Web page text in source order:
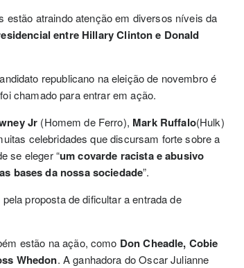
estão atraindo atenção em diversos níveis da
entre Hillary Clinton e Donald
republicano na eleição de novembro é
foi chamado para entrar em ação.
Jr (Homem de Ferro), Mark Ruffalo(Hulk)
celebridades que discursam forte sobre a
se eleger “um covarde racista e abusivo
bases da nossa sociedade”.
proposta de dificultar a entrada de
estão na ação, como Don Cheadle, Cobie
Whedon. A ganhadora do Oscar Julianne